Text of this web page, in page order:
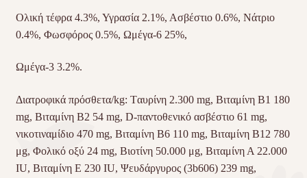
Ολική τέφρα 4.3%, Υγρασία 2.1%, Ασβέστιο 0.6%, Νάτριο
0.4%, Φωσφόρος 0.5%, Ωμέγα-6 25%,
Ωμέγα-3 3.2%.
Διατροφικά πρόσθετα/kg: Tαυρίνη 2.300 mg, Βιταμίνη Β1 180
mg, Βιταμίνη Β2 54 mg, D-παντοθενικό ασβέστιο 61 mg,
νικοτιναμίδιο 470 mg, Βιταμίνη Β6 110 mg, Βιταμίνη Β12 780
μg, Φολικό οξύ 24 mg, Βιοτίνη 50.000 μg, Βιταμίνη Α 22.000
IU, Βιταμίνη Ε 230 IU, Ψευδάργυρος (3b606) 239 mg,